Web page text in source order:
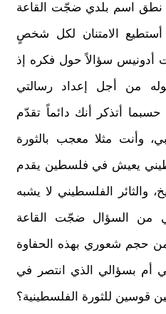
نطق اسم بلدي ضجّت القاعة
أستطيع الامتنان لكل شخصٍ
أدونيس سؤالاً حول فكره إذ
من أجل إعداد رسالتي
حسبما أتذكر أنك دائماً تقدّم
وأنت مثلا معجب بالثورة
يعيش في فلسطين يقدم
والثائر الفلسطيني لا يشبه
من السؤال ضجّت القاعة
حجم شعوري بهذه الحفاوة
بي أم بسؤالي الذي انتصر في
قوسين للثورة الفلسطينية؟